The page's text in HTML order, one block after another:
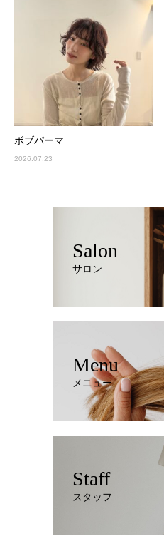
ボブパーマ
2026.07.23
Salon
サロン
Menu
メニュー
Staff
スタッフ